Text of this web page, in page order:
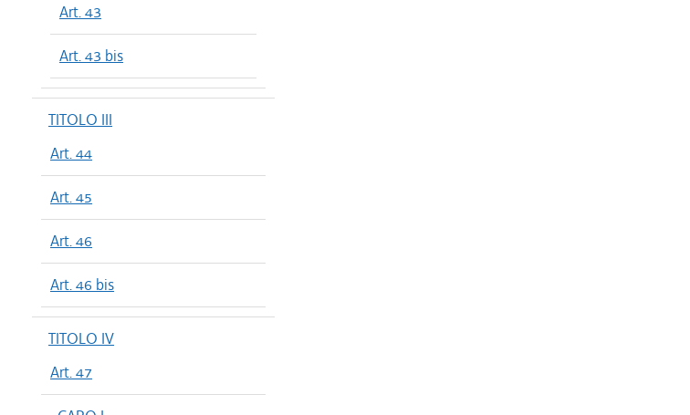
Art. 43
Art. 43 bis
TITOLO III
Art. 44
Art. 45
Art. 46
Art. 46 bis
TITOLO IV
Art. 47